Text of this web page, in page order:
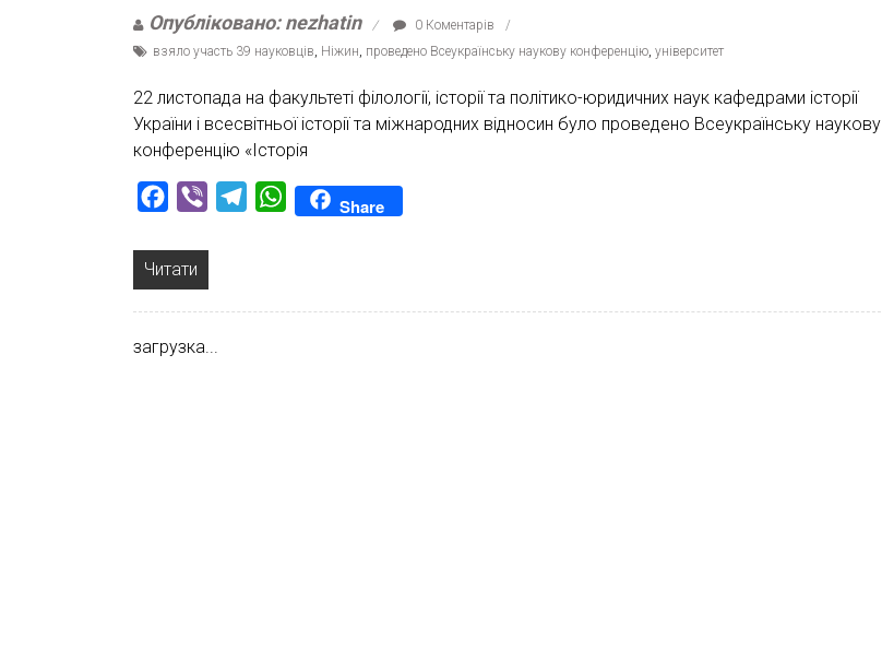
Опубліковано: nezhatin
0 Коментарів
взяло участь 39 науковців Ніжин проведено Всеукраїнську наукову конференцію університет
22 листопада на факультеті філології, історії та політико-юридичних наук кафедрами історії
України і всесвітньої історії та міжнародних відносин було проведено Всеукраїнську наукову
конференцію «Історія
Facebook
Viber TelegramWhatsAppShare
Читати
загрузка...